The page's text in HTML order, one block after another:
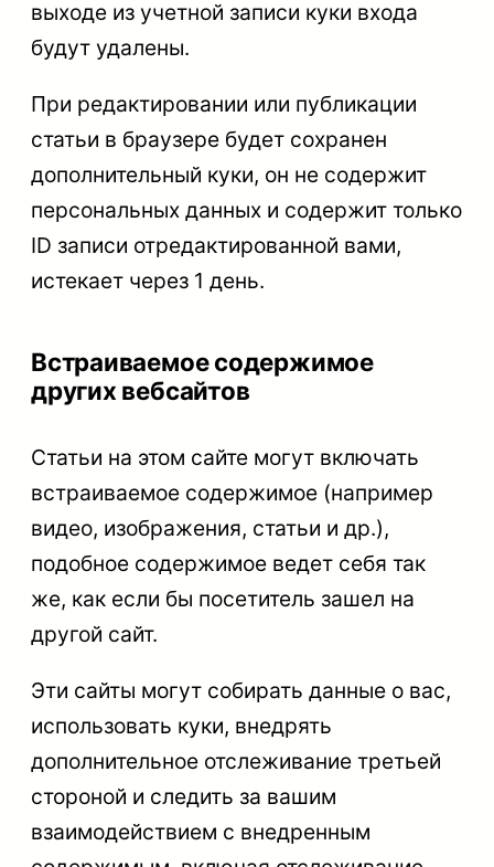
выходе из учетной записи куки входа
будут удалены.
При редактировании или публикации
статьи в браузере будет сохранен
дополнительный куки, он не содержит
персональных данных и содержит только
ID записи отредактированной вами,
истекает через 1 день.
Встраиваемое содержимое
других вебсайтов
Статьи на этом сайте могут включать
встраиваемое содержимое (например
видео, изображения, статьи и др.),
подобное содержимое ведет себя так
же, как если бы посетитель зашел на
другой сайт.
Эти сайты могут собирать данные о вас,
использовать куки, внедрять
дополнительное отслеживание третьей
стороной и следить за вашим
взаимодействием с внедренным